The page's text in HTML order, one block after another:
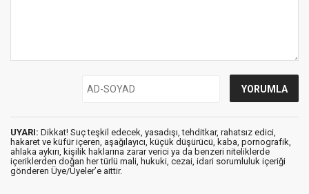
UYARI: Dikkat! Suç teşkil edecek, yasadışı, tehditkar, rahatsız edici,
hakaret ve küfür içeren, aşağılayıcı, küçük düşürücü, kaba, pornografik,
ahlaka aykırı, kişilik haklarına zarar verici ya da benzeri niteliklerde
içeriklerden doğan her türlü mali, hukuki, cezai, idari sorumluluk içeriği
gönderen Üye/Üyeler’e aittir.